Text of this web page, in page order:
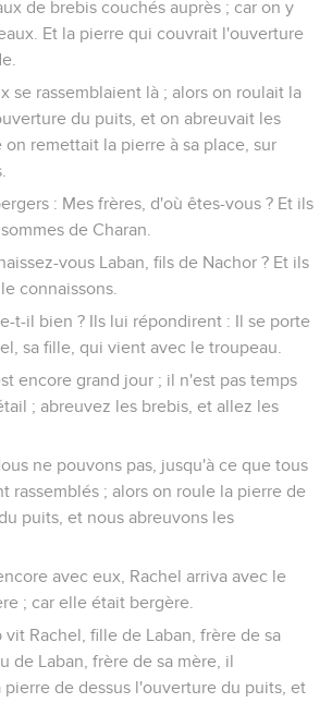
de brebis couchés auprès ; car on y
Et la pierre qui couvrait l'ouverture
se rassemblaient là ; alors on roulait la
du puits, et on abreuvait les
remettait la pierre à sa place, sur
: Mes frères, d'où êtes-vous ? Et ils
de Charan.
vous Laban, fils de Nachor ? Et ils
connaissons.
t-il bien ? Ils lui répondirent : Il se porte
sa fille, qui vient avec le troupeau.
encore grand jour ; il n'est pas temps
; abreuvez les brebis, et allez les
ne pouvons pas, jusqu'à ce que tous
rassemblés ; alors on roule la pierre de
puits, et nous abreuvons les
avec eux, Rachel arriva avec le
; car elle était bergère.
vit Rachel, fille de Laban, frère de sa
de Laban, frère de sa mère, il
pierre de dessus l'ouverture du puits, et